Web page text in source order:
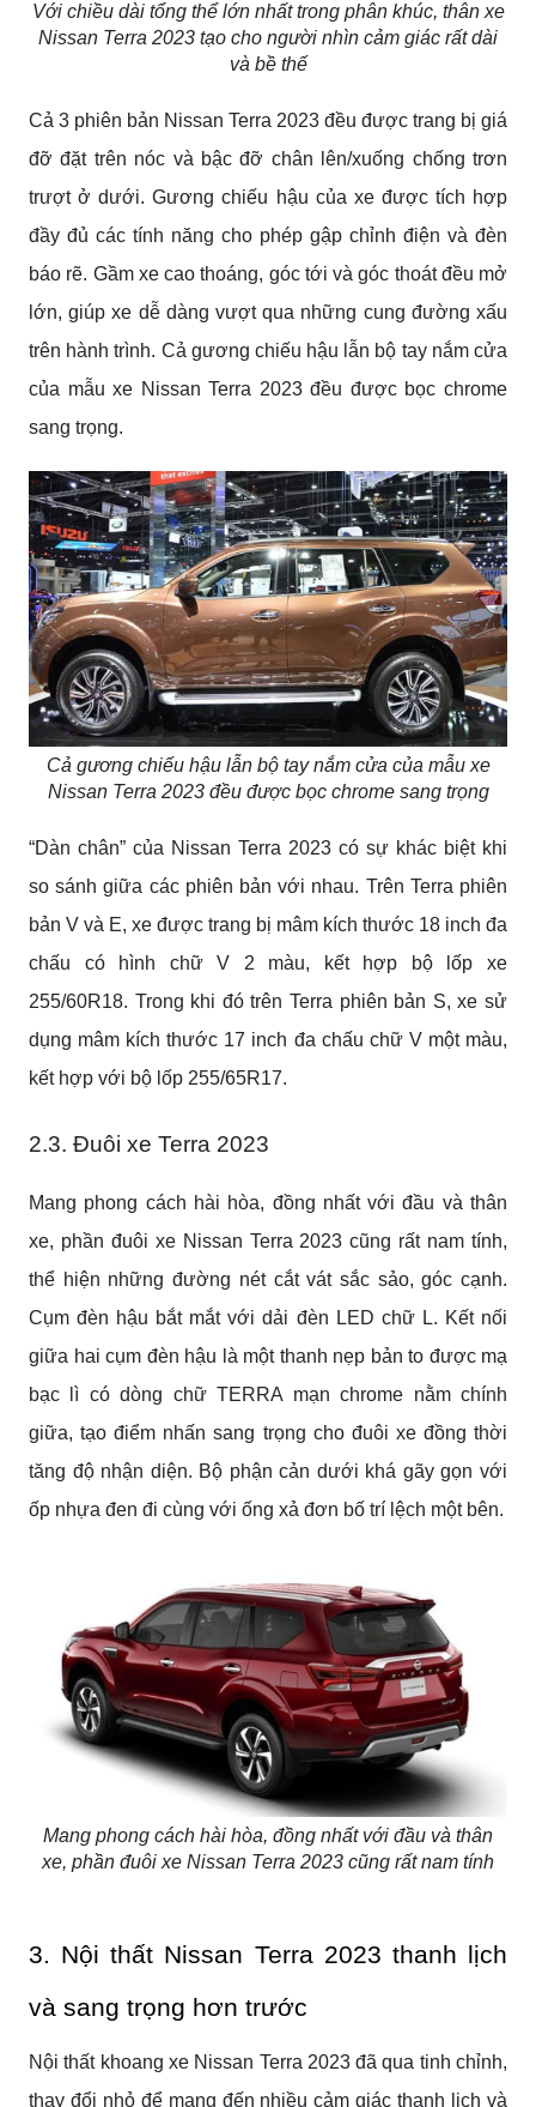
Với chiều dài tổng thể lớn nhất trong phân khúc, thân xe
Nissan Terra 2023 tạo cho người nhìn cảm giác rất dài
và bề thế
Cả 3 phiên bản Nissan Terra 2023 đều được trang bị giá
đỡ đặt trên nóc và bậc đỡ chân lên/xuống chống trơn
trượt ở dưới. Gương chiếu hậu của xe được tích hợp
đầy đủ các tính năng cho phép gập chỉnh điện và đèn
báo rẽ. Gầm xe cao thoáng, góc tới và góc thoát đều mở
lớn, giúp xe dễ dàng vượt qua những cung đường xấu
trên hành trình. Cả gương chiếu hậu lẫn bộ tay nắm cửa
của mẫu xe Nissan Terra 2023 đều được bọc chrome
sang trọng.
Cả gương chiếu hậu lẫn bộ tay nắm cửa của mẫu xe
Nissan Terra 2023 đều được bọc chrome sang trọng
“Dàn chân” của Nissan Terra 2023 có sự khác biệt khi
so sánh giữa các phiên bản với nhau. Trên Terra phiên
bản V và E, xe được trang bị mâm kích thước 18 inch đa
chấu có hình chữ V 2 màu, kết hợp bộ lốp xe
255/60R18. Trong khi đó trên Terra phiên bản S, xe sử
dụng mâm kích thước 17 inch đa chấu chữ V một màu,
kết hợp với bộ lốp 255/65R17.
2.3. Đuôi xe Terra 2023
Mang phong cách hài hòa, đồng nhất với đầu và thân
xe, phần đuôi xe Nissan Terra 2023 cũng rất nam tính,
thể hiện những đường nét cắt vát sắc sảo, góc cạnh.
Cụm đèn hậu bắt mắt với dải đèn LED chữ L. Kết nối
giữa hai cụm đèn hậu là một thanh nẹp bản to được mạ
bạc lì có dòng chữ TERRA mạn chrome nằm chính
giữa, tạo điểm nhấn sang trọng cho đuôi xe đồng thời
tăng độ nhận diện. Bộ phận cản dưới khá gãy gọn với
ốp nhựa đen đi cùng với ống xả đơn bố trí lệch một bên.
Mang phong cách hài hòa, đồng nhất với đầu và thân
xe, phần đuôi xe Nissan Terra 2023 cũng rất nam tính
3. Nội thất Nissan Terra 2023 thanh lịch
và sang trọng hơn trước
Nội thất khoang xe Nissan Terra 2023 đã qua tinh chỉnh,
thay đổi nhỏ để mang đến nhiều cảm giác thanh lịch và